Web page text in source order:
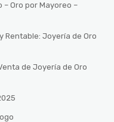
– Oro por Mayoreo –
Rentable: Joyería de Oro
de Joyería de Oro